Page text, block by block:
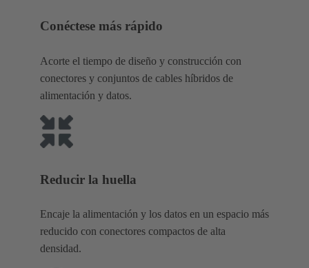
Conéctese más rápido
Acorte el tiempo de diseño y construcción con
conectores y conjuntos de cables híbridos de
alimentación y datos.
Reducir la huella
Encaje la alimentación y los datos en un espacio más
reducido con conectores compactos de alta
densidad.